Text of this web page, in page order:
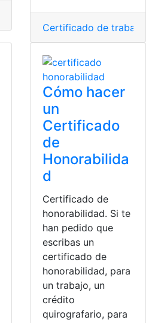
DICOM Chile,Herramienta,
Certificado de trabajo
Cómo hacer
un
Certificado
de
Honorabilida
d
Certificado de
honorabilidad. Si te
han pedido que
escribas un
certificado de
honorabilidad, para
un trabajo, un
crédito
quirografario, para